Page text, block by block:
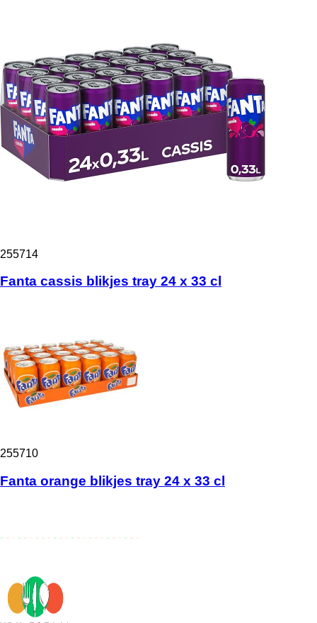
255714
Fanta cassis blikjes tray 24 x 33 cl
255710
Fanta orange blikjes tray 24 x 33 cl